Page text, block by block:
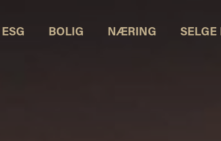
ESG BOLIG NÆRING SELGE